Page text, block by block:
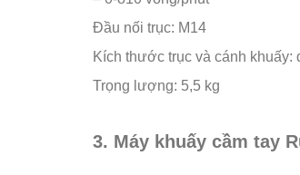
Đầu nối trục: M14
Kích thước trục và cánh khuấy:
Trọng lượng: 5,5 kg
3. Máy khuấy cầm tay